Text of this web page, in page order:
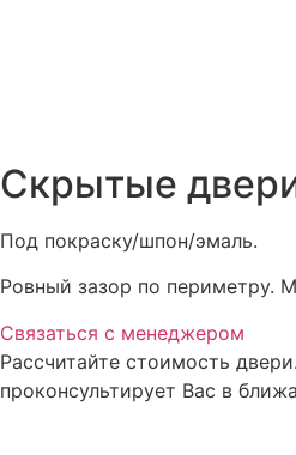
Скрытые
Под покраску/шпон/эмаль.
Ровный зазор по периметру.
Связаться с менеджером
Рассчитайте стоимость
проконсультирует Вас в